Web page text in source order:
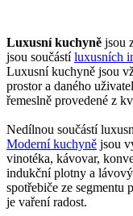
Luxusní kuchyně jsou
jsou součástíluxusních
Luxusní kuchyně jsou
prostor a daného
řemeslně provedené z
Nedílnou součástí
Moderní kuchyně jsou
vinotéka, kávovar,
indukční plotny a
spotřebiče ze
je vaření radost.